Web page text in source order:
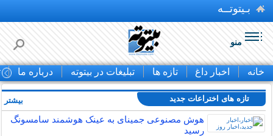
بـیتوتــه
منو
خانه اخبار داغ تازه ها تبلیغات در بیتوته درباره ما
تازه های اختراعات جدید
هوش مصنوعی جمینای به عینک هوشمند سامسونگ
رسید
بیشتر